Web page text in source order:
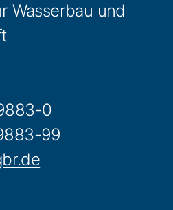
Wasserbau und
0
99